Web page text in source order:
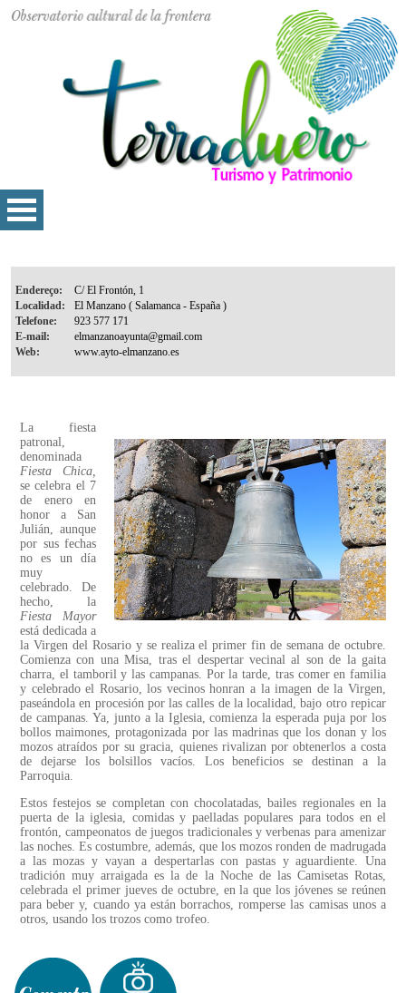
Endereço:
Localidad:
Telefone:
E-mail:
Web:
La fiesta
patronal,
denominada
Fiesta Chica,
se celebra el 7
de enero en
honor a San
Julián, aunque
por sus fechas
no es un día
muy
celebrado. De
hecho, la
Fiesta Mayor
está dedicada a
la Virgen del Rosario y se realiza el primer fin de semana de octubre.
Comienza con una Misa, tras el despertar vecinal al son de la gaita
charra, el tamboril y las campanas. Por la tarde, tras comer en familia
y celebrado el Rosario, los vecinos honran a la imagen de la Virgen,
paseándola en procesión por las calles de la localidad, bajo otro repicar
de campanas. Ya, junto a la Iglesia, comienza la esperada puja por los
bollos maimones, protagonizada por las madrinas que los donan y los
mozos atraídos por su gracia, quienes rivalizan por obtenerlos a costa
de dejarse los bolsillos vacíos. Los beneficios se destinan a la
Parroquia.
Estos festejos se completan con chocolatadas, bailes regionales en la
puerta de la iglesia, comidas y paelladas populares para todos en el
frontón, campeonatos de juegos tradicionales y verbenas para amenizar
las noches. Es costumbre, además, que los mozos ronden de madrugada
a las mozas y vayan a despertarlas con pastas y aguardiente. Una
tradición muy arraigada es la de la Noche de las Camisetas Rotas,
celebrada el primer jueves de octubre, en la que los jóvenes se reúnen
para beber y, cuando ya están borrachos, romperse las camisas unos a
otros, usando los trozos como trofeo.